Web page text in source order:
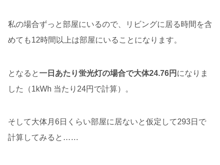
私の場合ずっと部屋にいるので、リビングに居る時間を含
めても12時間以上は部屋にいることになります。
となると一日あたり蛍光灯の場合で大体24.76円 になりま
した（1kWh 当たり24円で計算）。
そして大体月6日くらい部屋に居ないと仮定して293日で
計算してみると……